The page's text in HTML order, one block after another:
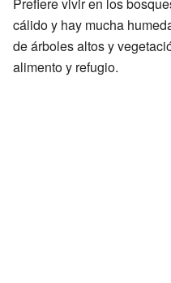
cálido y hay mucha
de árboles altos y
alimento y refugio.